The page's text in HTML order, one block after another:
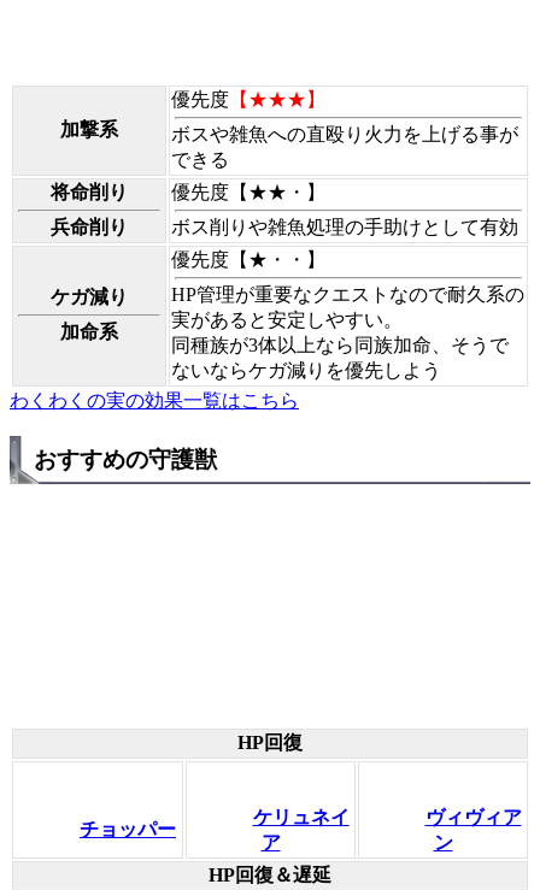
加撃系
優先度 【★★★】
ボスや雑魚への直殴り火力を上げる事が
できる
将命削り
兵命削り
優先度 【★★・】
ボス削りや雑魚処理の手助けとして有効
ケガ減り
加命系
優先度 【★・・】
HP管理が重要なクエストなので耐久系の
実があると安定しやすい。
同種族が3体以上なら同族加命、そうで
ないならケガ減りを優先しよう
わくわくの実の効果一覧はこちら
おすすめの守護獣
HP回復
チョッパー
ケリュネイ
ア
ヴィヴィア
ン
HP回復＆遅延